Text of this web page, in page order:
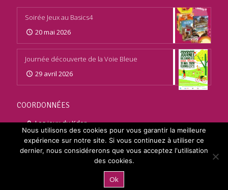
Soirée Jeux au Basics4
20 mai 2026
Journée découverte de la Voie Bleue
29 avril 2026
COORDONNÉES
Les jeux du Kdor
5, Rue Benjamin Franklin
26120 Malissard
Nous utilisons des cookies pour vous garantir la meilleure
expérience sur notre site. Si vous continuez à utiliser ce
dernier, nous considérerons que vous acceptez l'utilisation
des cookies.
Ok